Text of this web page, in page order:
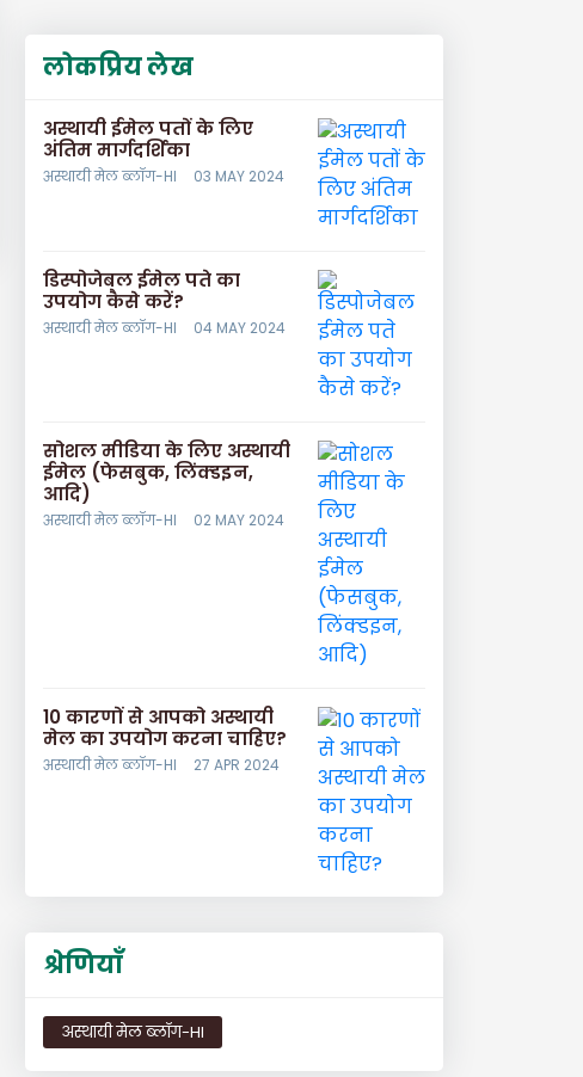
लोकप्रिय लेख
अस्थायी ईमेल पतों के लिए
अंतिम मार्गदर्शिका
अस्थायी मेल ब्लॉग-HI 03 MAY 2024
डिस्पोजेबल ईमेल पते का
उपयोग कैसे करें?
अस्थायी मेल ब्लॉग-HI 04 MAY 2024
सोशल मीडिया के लिए अस्थायी
ईमेल (फेसबुक, लिंक्डइन,
आदि)
अस्थायी मेल ब्लॉग-HI 02 MAY 2024
10 कारणों से आपको अस्थायी
मेल का उपयोग करना चाहिए?
अस्थायी मेल ब्लॉग-HI 27 APR 2024
श्रेणियाँ
अस्थायी मेल ब्लॉग-HI